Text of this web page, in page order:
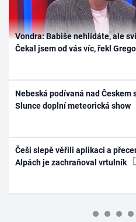
Vondra: Babiše nehlídáte, ale
Čekal jsem od vás víc, řekl
Nebeská podívaná nad
Slunce doplní meteorická show
Češi slepě věřili aplikaci a
Alpách je zachraňoval vrtulník